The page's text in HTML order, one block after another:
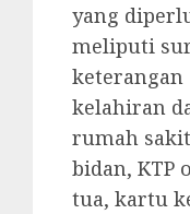
yang
meliputi
keterangan
kelahiran
rumah
bidan, KTP
tua, kartu